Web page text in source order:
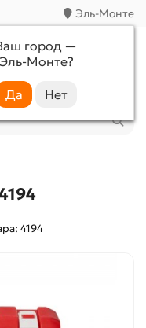
Эль-Монте
город —
Эль-Монте?
+7 (988) 233-44-52
4194